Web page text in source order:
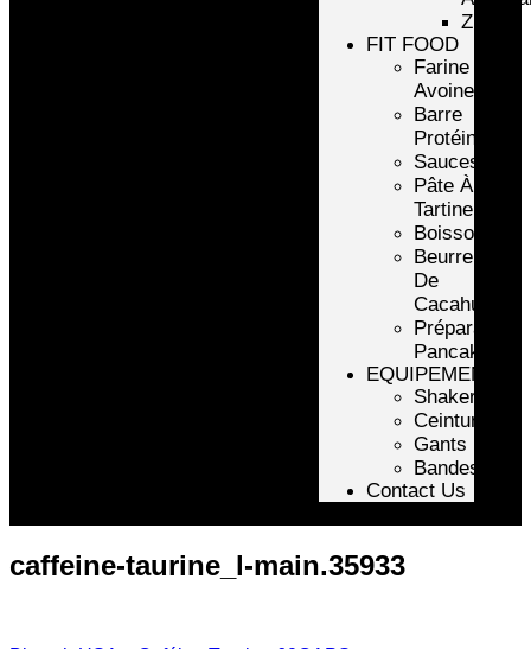
ZMA
FIT FOOD
Farine
Avoine/Riz
Barre
Protéinée
Sauces
Pâte À
Tartiner
Boissons
Beurre
De
Cacahuète
Préparation
Pancake
EQUIPEMENTS
Shakers
Ceintures
Gants
Bandes
Contact Us
caffeine-taurine_l-main.35933